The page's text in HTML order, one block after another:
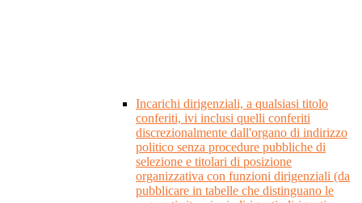
Incarichi dirigenziali, a qualsiasi titolo
conferiti, ivi inclusi quelli conferiti
discrezionalmente dall'organo di indirizzo
politico senza procedure pubbliche di
selezione e titolari di posizione
organizzativa con funzioni dirigenziali (da
pubblicare in tabelle che distinguano le